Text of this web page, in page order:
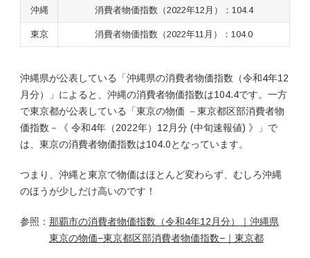
沖縄 消費者物価指数（2022年12月）：104.4
東京 消費者物価指数（2022年11月）：104.0
沖縄県が公表している「沖縄県の消費者物価指数（令和4年12
月分）」によると、沖縄の消費者物価指数は104.4です。一方
で東京都が公表している「東京の物価 －東京都区部消費者物
価指数－《 令和4年（2022年）12月分 (中旬速報値) 》」で
は、東京の消費者物価指数は104.0となっています。
つまり、沖縄と東京で物価はほとんど変わらず、むしろ沖縄
のほうが少しだけ高いのです！
参照： 那覇市の消費者物価指数（令和4年12月分）｜沖縄県
東京の物価−東京都区部消費者物価指数−｜東京都